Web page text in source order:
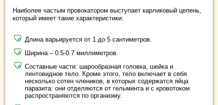
Наиболее частым провокатором выступает карликовый цепень,
который имеет такие характеристики:
Длина варьируется от 1 до 5 сантиметров.
Ширина – 0.5-0.7 миллиметров.
Составные части: шарообразная головка, шейка и
лентовидное тело. Кроме этого, тело включает в себя
несколько сотен члеников, в которых содержатся яйца
паразита: они отделяются от гельминта и с кровотоком
распространяются по организму.